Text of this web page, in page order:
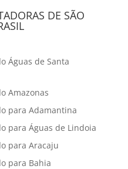
DE SÃO
Águas de Santa
Amazonas
para Adamantina
para Águas de Lindoia
para Aracaju
para Bahia